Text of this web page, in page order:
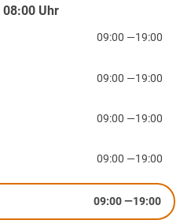
08:00 Uhr
09:00 —19:00
09:00 —19:00
09:00 —19:00
09:00 —19:00
09:00—19:00